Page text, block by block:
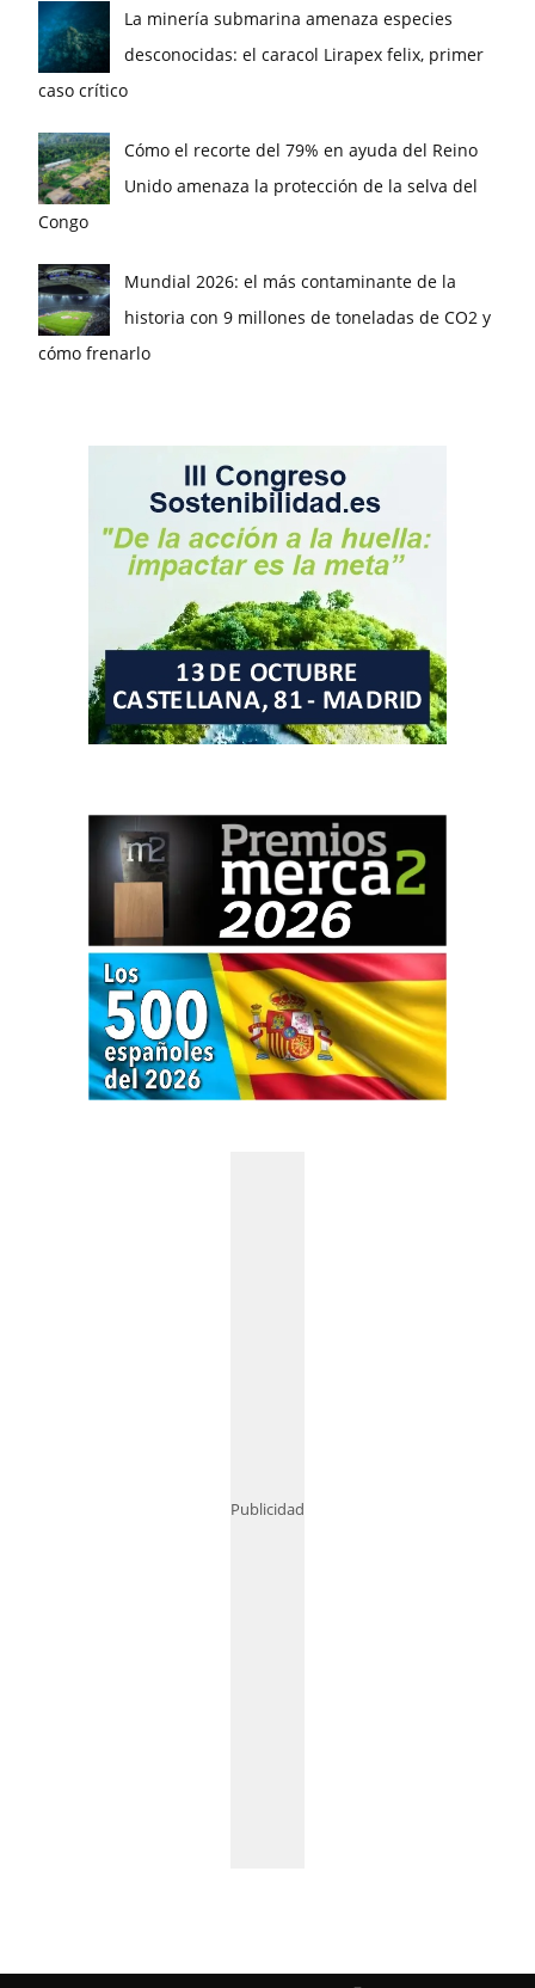
La minería submarina amenaza especies
desconocidas: el caracol Lirapex felix, primer
caso crítico
Cómo el recorte del 79% en ayuda del Reino
Unido amenaza la protección de la selva del
Congo
Mundial 2026: el más contaminante de la
historia con 9 millones de toneladas de CO2 y
cómo frenarlo
Publicidad